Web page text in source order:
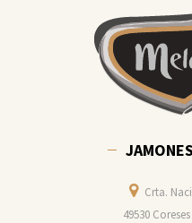
Crta.
49530